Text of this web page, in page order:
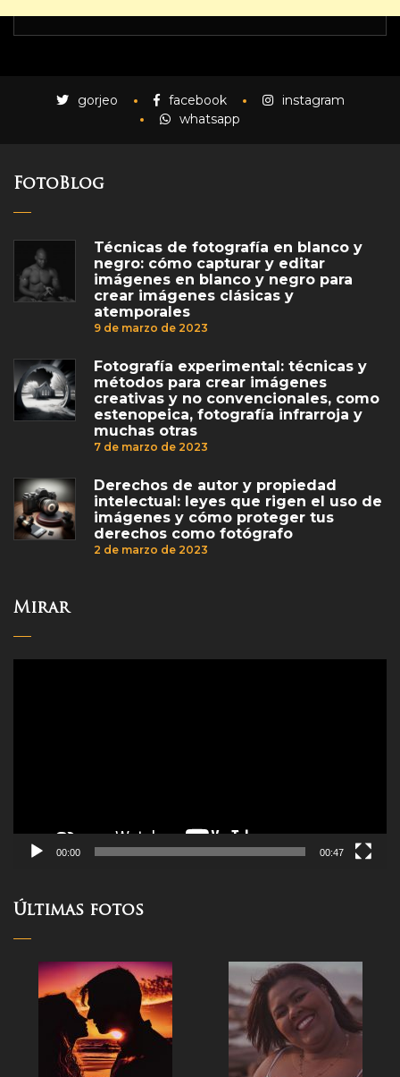
gorjeo facebook
instagram
whatsapp
FotoBlog
Técnicas de fotografía en blanco y
negro: cómo capturar y editar
imágenes en blanco y negro para
crear imágenes clásicas y
atemporales
9 de marzo de 2023
Fotografía experimental: técnicas y
métodos para crear imágenes
creativas y no convencionales, como
estenopeica, fotografía infrarroja y
muchas otras
7 de marzo de 2023
Derechos de autor y propiedad
intelectual: leyes que rigen el uso de
imágenes y cómo proteger tus
derechos como fotógrafo
2 de marzo de 2023
Mirar
00:00 00:47
Últimas fotos